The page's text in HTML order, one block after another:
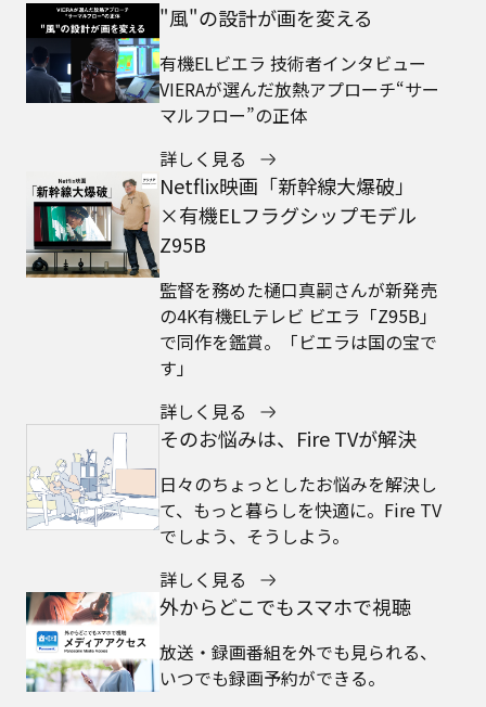
"風"の設計が画を変える
有機ELビエラ 技術者インタビュー
VIERAが選んだ放熱アプローチ“サー
マルフロー”の正体
詳しく見る
Netflix映画「新幹線大爆破」
×有機ELフラグシップモデル
Z95B
監督を務めた樋口真嗣さんが新発売
の4K有機ELテレビ ビエラ「Z95B」
で同作を鑑賞。「ビエラは国の宝で
す」
詳しく見る
そのお悩みは、Fire TVが解決
日々のちょっとしたお悩みを解決し
て、もっと暮らしを快適に。Fire TV
でしよう、そうしよう。
詳しく見る
外からどこでもスマホで視聴
放送・録画番組を外でも見られる、
いつでも録画予約ができる。